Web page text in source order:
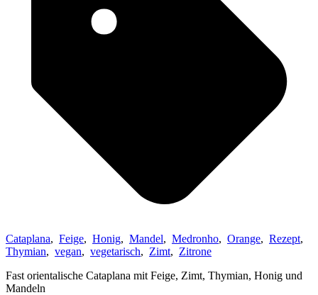
Cataplana, Feige, Honig, Mandel, Medronho, Orange, Rezept,
Thymian, vegan, vegetarisch, Zimt, Zitrone
Fast orientalische Cataplana mit Feige, Zimt, Thymian, Honig und
Mandeln